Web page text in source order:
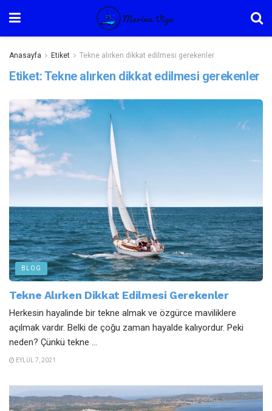
Anasayfa Etiket Tekne alırken dikkat edilmesi gerekenler
Etiket:Tekne alırken dikkat edilmesi gerekenler
BLOG
Tekne Alırken Dikkat Edilmesi Gerekenler
Herkesin hayalinde bir tekne almak ve özgürce maviliklere
açılmak vardır. Belki de çoğu zaman hayalde kalıyordur. Peki
neden? Çünkü tekne ...
EYLÜL 7, 2021